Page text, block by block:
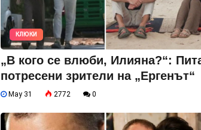
КЛЮКИ
„В кого се влюби, Илияна?“:
потресени зрители на „Ергенът“
May 31 2772 0